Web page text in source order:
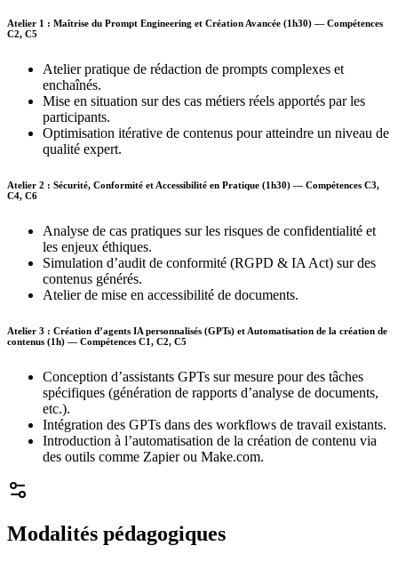
Atelier 1 : Maîtrise du Prompt Engineering et Création Avancée (1h30) — Compétences
C2, C5
Atelier pratique de rédaction de prompts complexes et
enchaînés.
Mise en situation sur des cas métiers réels apportés par les
participants.
Optimisation itérative de contenus pour atteindre un niveau de
qualité expert.
Atelier 2 : Sécurité, Conformité et Accessibilité en Pratique (1h30) — Compétences C3,
C4, C6
Analyse de cas pratiques sur les risques de confidentialité et
les enjeux éthiques.
Simulation d’audit de conformité (RGPD & IA Act) sur des
contenus générés.
Atelier de mise en accessibilité de documents.
Atelier 3 : Création d’agents IA personnalisés (GPTs) et Automatisation de la création de
contenus (1h) — Compétences C1, C2, C5
Conception d’assistants GPTs sur mesure pour des tâches
spécifiques (génération de rapports d’analyse de documents,
etc.).
Intégration des GPTs dans des workflows de travail existants.
Introduction à l’automatisation de la création de contenu via
des outils comme Zapier ou Make.com.
Modalités pédagogiques